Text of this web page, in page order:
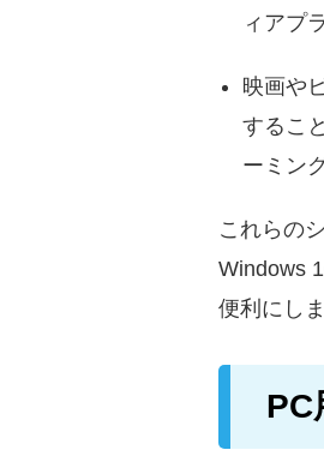
ィアプ
映画や
するこ
ーミン
これらの
Windows
便利にしま
PC